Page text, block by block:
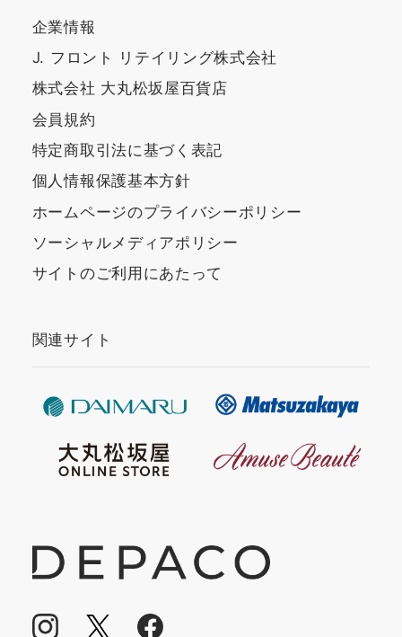
企業情報
J. フロント リテイリング株式会社
株式会社 大丸松坂屋百貨店
会員規約
特定商取引法に基づく表記
個人情報保護基本方針
ホームページのプライバシーポリシー
ソーシャルメディアポリシー
サイトのご利用にあたって
関連サイト